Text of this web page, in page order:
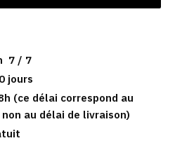
7 / 7
jours
(ce délai correspond au
au délai de livraison)